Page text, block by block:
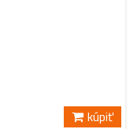
kúpiť